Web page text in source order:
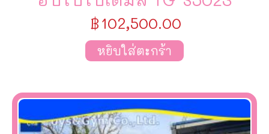
฿102,500.00
หยิบใส่ตะกร้า